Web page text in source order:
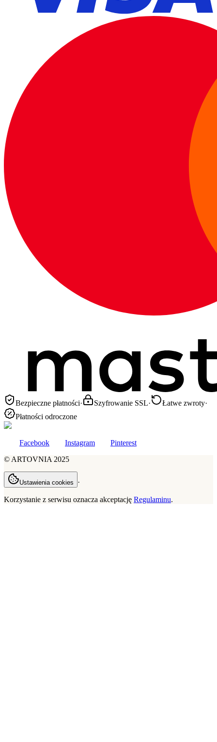
Bezpieczne płatności· Szyfrowanie SSL· Łatwe zwroty·
Płatności odroczone
Facebook Instagram
Pinterest
© ARTOVNIA 2025
Ustawienia cookies ·
Korzystanie z serwisu oznacza akceptację Regulaminu.